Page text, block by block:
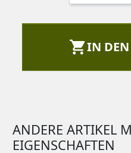
IN DEN
ANDERE ARTIKEL
EIGENSCHAFTEN